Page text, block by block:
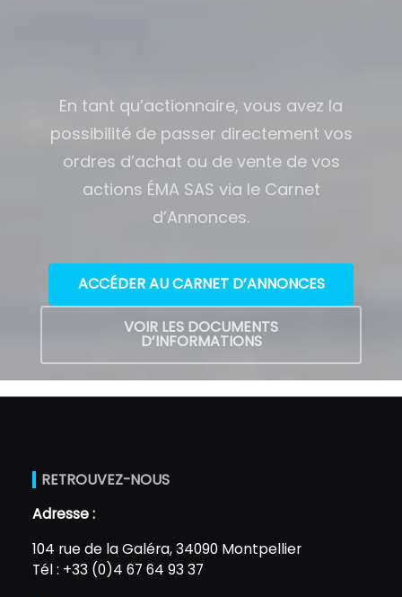
En tant qu’actionnaire, vous avez la
possibilité de passer directement vos
ordres d’achat ou de vente de vos
actions ÉMA SAS via le Carnet
d’Annonces.
ACCÉDER AU CARNET D’ANNONCES
VOIR LES DOCUMENTS
D’INFORMATIONS
RETROUVEZ-NOUS
Adresse :
104 rue de la Galéra, 34090 Montpellier
Tél : +33 (0)4 67 64 93 37